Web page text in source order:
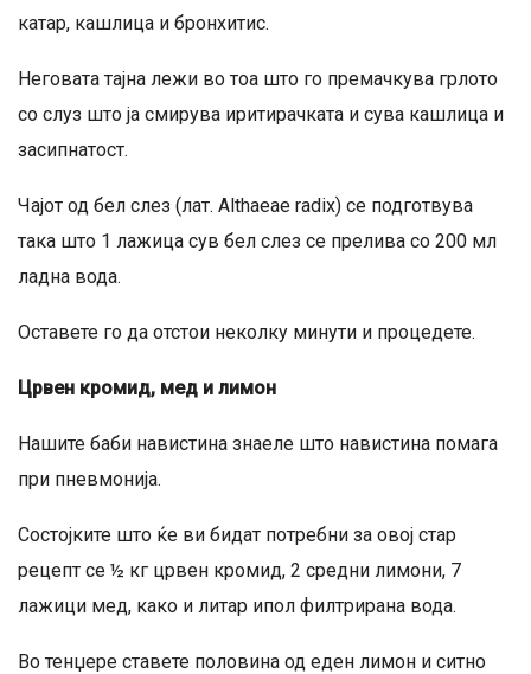
катар, кашлица и бронхитис.
Неговата тајна лежи во тоа што го премачкува грлото
со слуз што ја смирува иритирачката и сува кашлица и
засипнатост.
Чајот од бел слез (лат. Althaeae radix) се подготвува
така што 1 лажица сув бел слез се прелива со 200 мл
ладна вода.
Оставете го да отстои неколку минути и процедете.
Црвен кромид, мед и лимон
Нашите баби навистина знаеле што навистина помага
при пневмонија.
Состојките што ќе ви бидат потребни за овој стар
рецепт се ½ кг црвен кромид, 2 средни лимони, 7
лажици мед, како и литар ипол филтрирана вода.
Во тенџере ставете половина од еден лимон и ситно